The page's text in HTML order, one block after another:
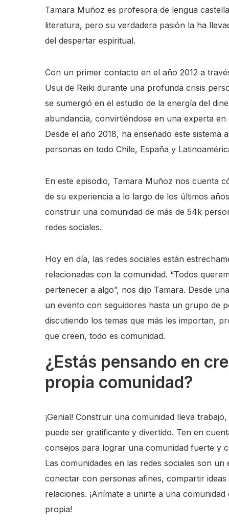
Tamara Muñoz es profesora de lengua
literatura, pero su verdadera pasión la ha
del despertar espiritual.
Con un primer contacto en el año 2012 a
Usui de Reiki durante una profunda crisis
se sumergió en el estudio de la energía del
abundancia, convirtiéndose en una experta en
Desde el año 2018, ha enseñado este sistema
personas en todo Chile, España y
En este episodio, Tamara Muñoz nos cuenta
de su experiencia a lo largo de los últimos
construir una comunidad de más de 54k
redes sociales.
Hoy en día, las redes sociales están
relacionadas con la comunidad. “Todos
pertenecer a algo”, nos dijo Tamara. Desde
un evento con seguidores hasta un grupo de
discutiendo los temas que más les importan,
que creen, todo es comunidad.
¿Estás pensando en
propia comunidad?
¡Genial! Construir una comunidad lleva
puede ser gratificante y divertido. Ten en
consejos para lograr una comunidad fuerte y
Las comunidades en las redes sociales son un
conectar con personas afines, compartir
relaciones. ¡Anímate a unirte a una
propia!